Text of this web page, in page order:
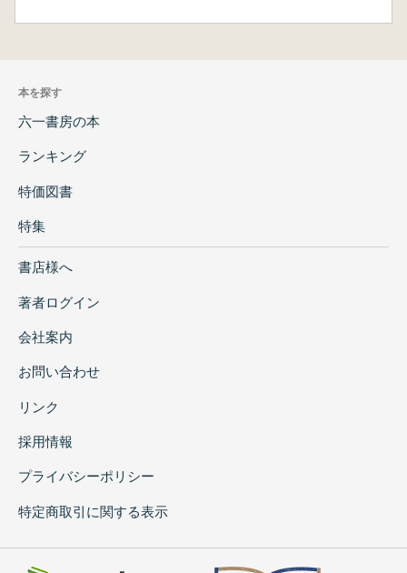
本を探す
六一書房の本
ランキング
特価図書
特集
書店様へ
著者ログイン
会社案内
お問い合わせ
リンク
採用情報
プライバシーポリシー
特定商取引に関する表示